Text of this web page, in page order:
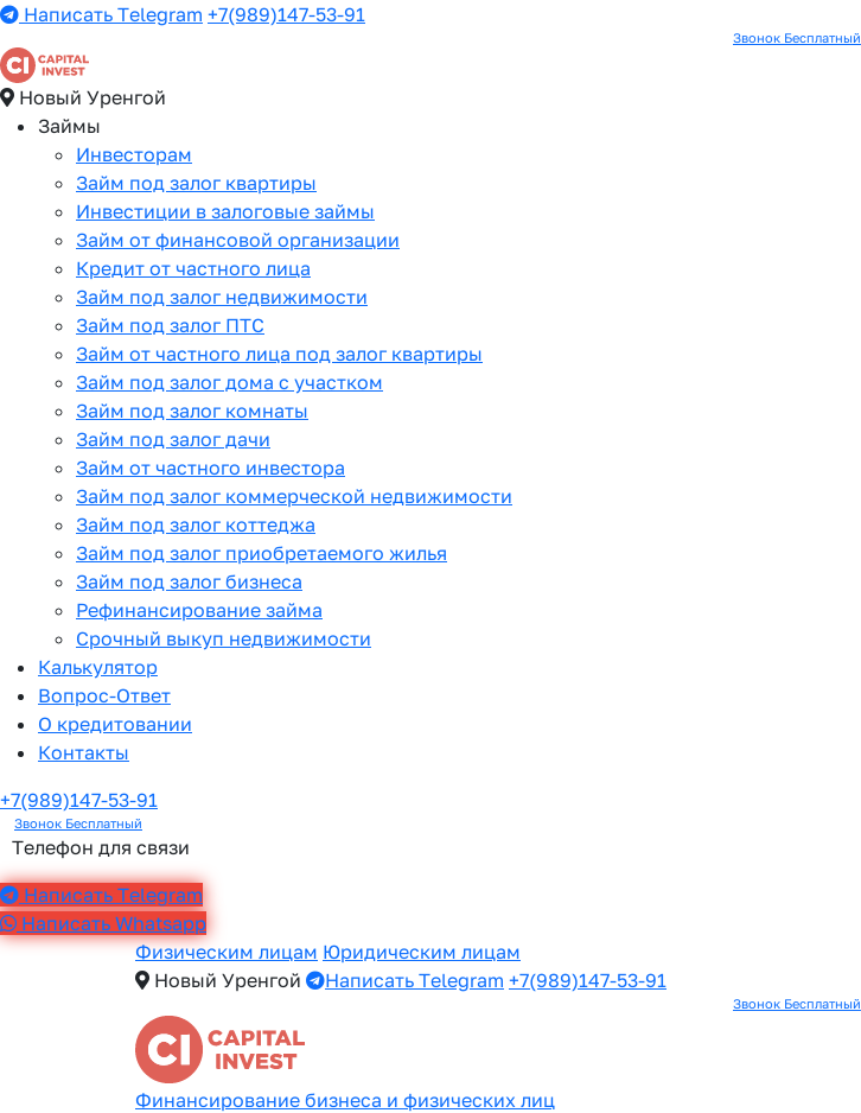
Написать Telegram +7(989)147-53-91
Звонок Бесплатный
Новый Уренгой
Займы
Инвесторам
Займ под залог квартиры
Инвестиции в залоговые займы
Займ от финансовой организации
Кредит от частного лица
Займ под залог недвижимости
Займ под залог ПТС
Займ от частного лица под залог квартиры
Займ под залог дома с участком
Займ под залог комнаты
Займ под залог дачи
Займ от частного инвестора
Займ под залог коммерческой недвижимости
Займ под залог коттеджа
Займ под залог приобретаемого жилья
Займ под залог бизнеса
Рефинансирование займа
Срочный выкуп недвижимости
Калькулятор
Вопрос-Ответ
О кредитовании
Контакты
+7(989)147-53-91
Звонок Бесплатный
Телефон для связи
Написать Telegram
Написать Whatsapp
Физическим лицам Юридическим лицам
Новый Уренгой
Написать Telegram +7(989)147-53-91
Звонок Бесплатный
Финансирование бизнеса и физических лиц